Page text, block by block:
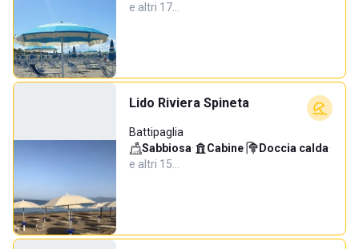
e altri 17…
Lido Riviera Spineta
Battipaglia
Sabbiosa· Cabine· Doccia calda·
e altri 15…